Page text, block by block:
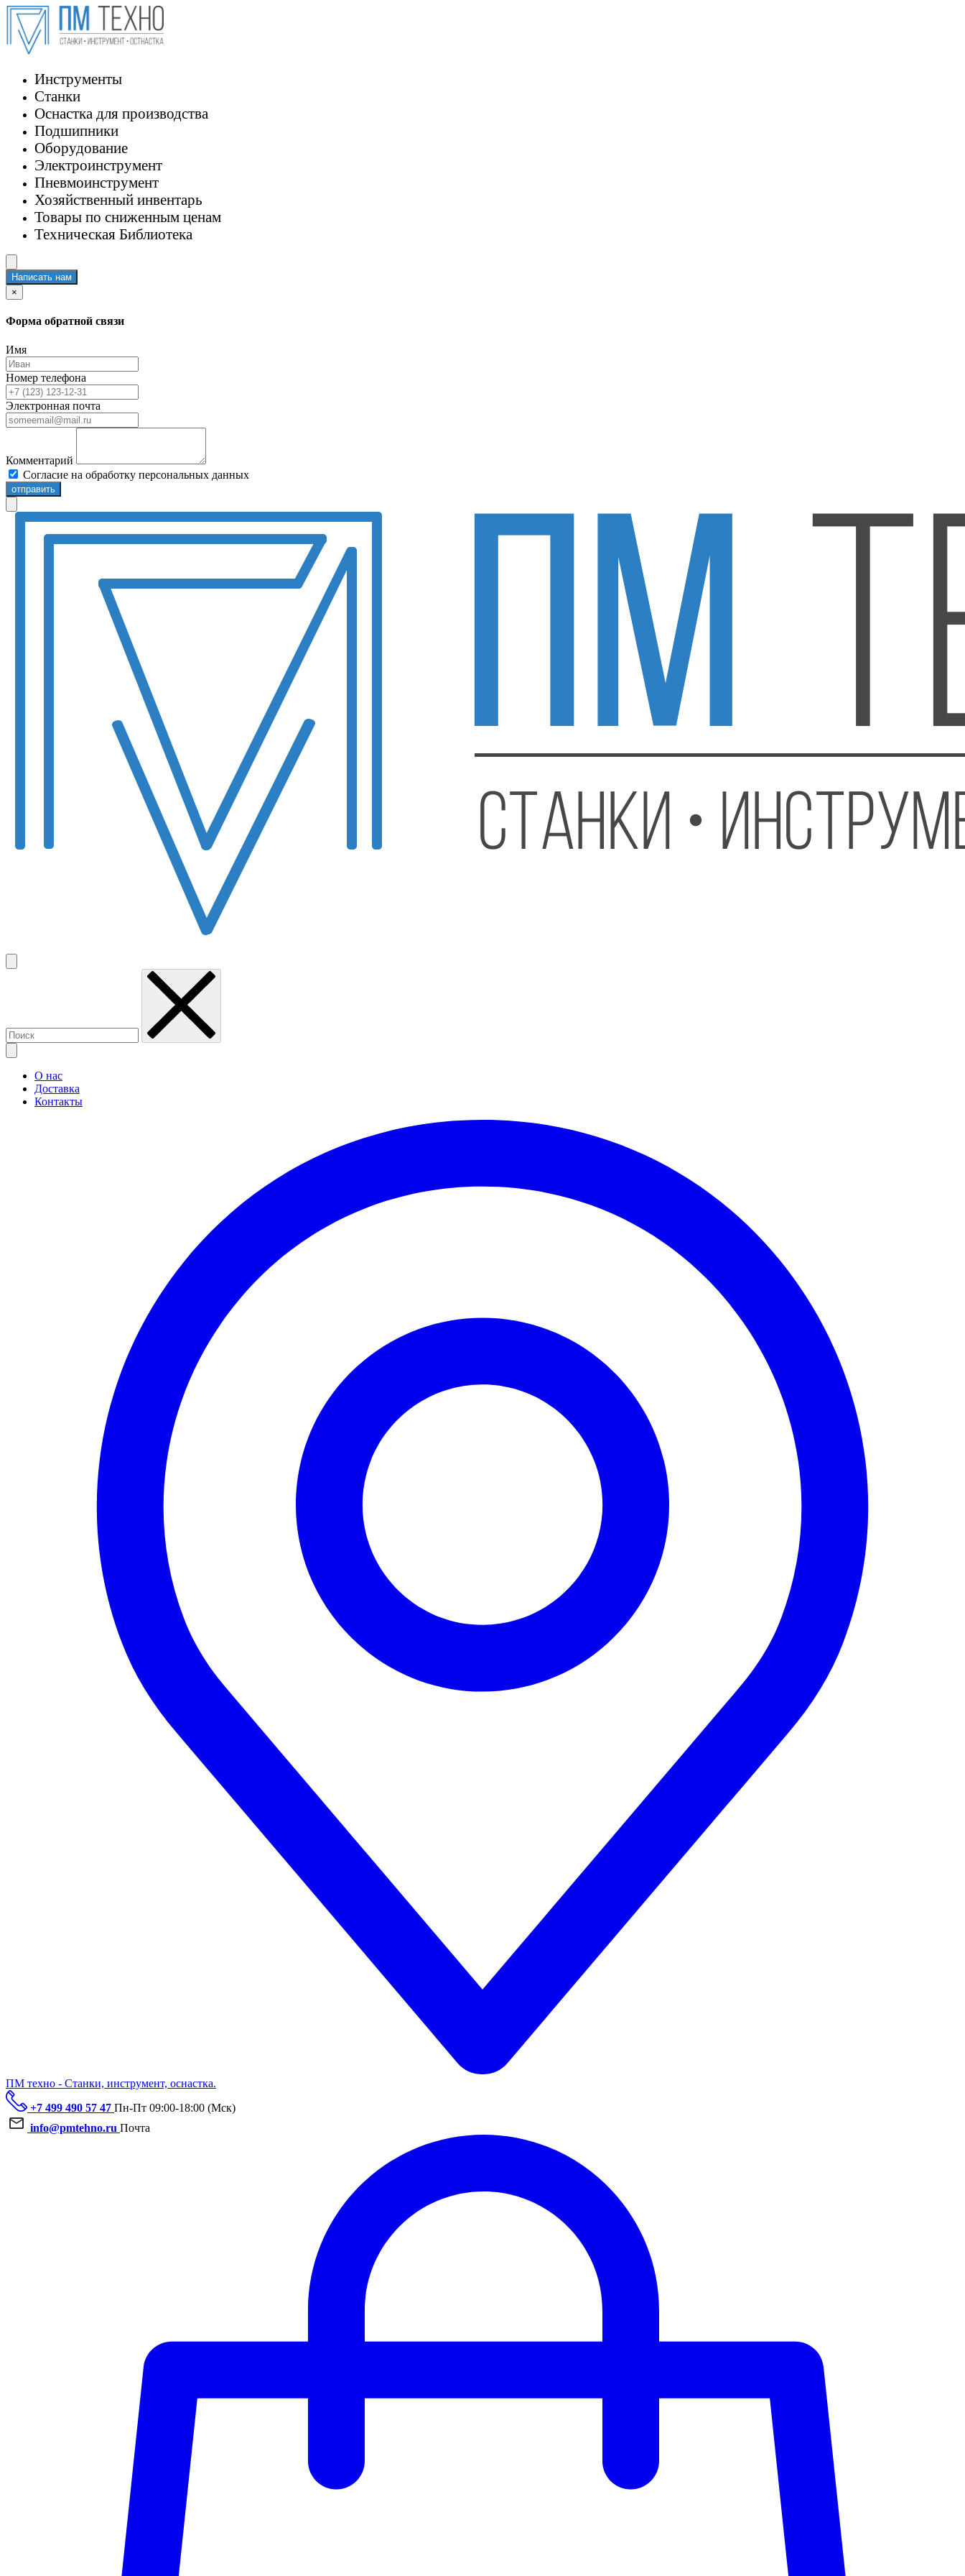
Инструменты
Станки
Оснастка для производства
Подшипники
Оборудование
Электроинструмент
Пневмоинструмент
Хозяйственный инвентарь
Товары по сниженным ценам
Техническая Библиотека
Написать нам
×
Форма обратной связи
Имя
Номер телефона
Электронная почта
Комментарий
Согласие на обработку персональных данных
отправить
О нас
Доставка
Контакты
ПМ техно - Станки, инструмент, оснастка.
+7 499 490 57 47 Пн-Пт 09:00-18:00 (Мск)
info@pmtehno.ru Почта